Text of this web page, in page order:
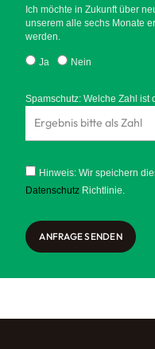
Ich möchte in Zukunft über
unserem alle sechs Monate
werden.
Ja Nein
Spamschutz: Welche Zahl ist
Hinweis: Wir speichern
Datenschutz Richtlinie.
ANFRAGE SENDEN